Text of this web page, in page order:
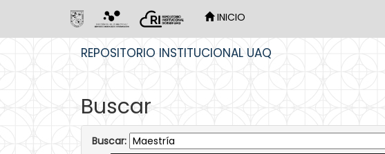
INICIO
REPOSITORIO INSTITUCIONAL UAQ
Buscar
Buscar: